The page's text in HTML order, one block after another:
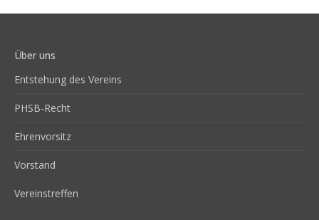
Über uns
Entstehung des Vereins
PHSB-Recht
Ehrenvorsitz
Vorstand
Vereinstreffen